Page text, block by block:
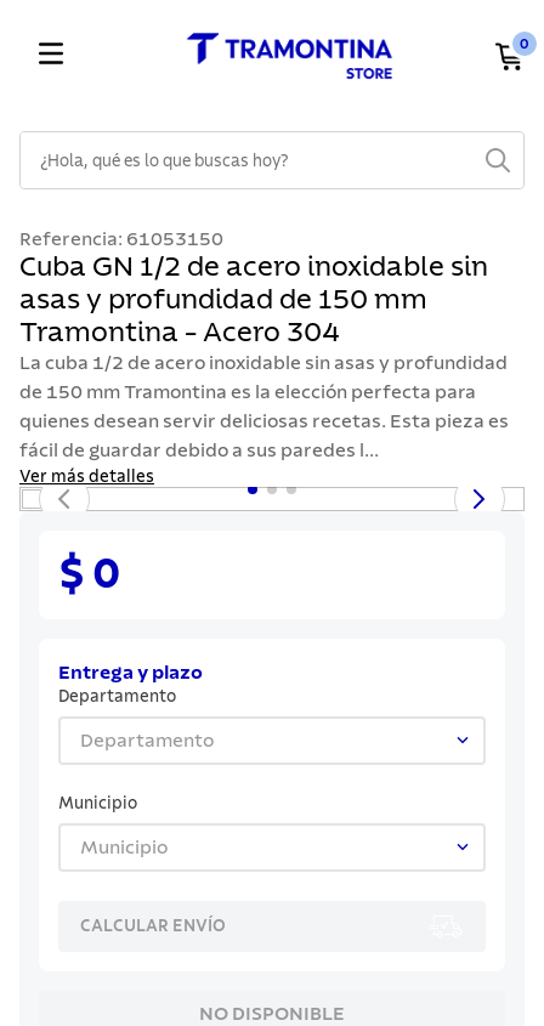
0
Referencia: 61053150
Cuba GN 1/2 de acero inoxidable sin
asas y profundidad de 150 mm
Tramontina - Acero 304
La cuba 1/2 de acero inoxidable sin asas y profundidad
de 150 mm Tramontina es la elección perfecta para
quienes desean servir deliciosas recetas. Esta pieza es
fácil de guardar debido a sus paredes l...
Ver más detalles
$ 0
Entrega y plazo
Departamento
Departamento
Municipio
Municipio
CALCULAR ENVÍO
NO DISPONIBLE
1 .
cuchillos
2.
cubiertos
3.
sarten
5.
lavaplatos
acero inoxidable
sartenes
juego cuchillos